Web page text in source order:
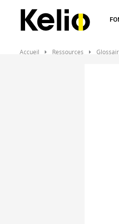
contenu
Accueil Ressources